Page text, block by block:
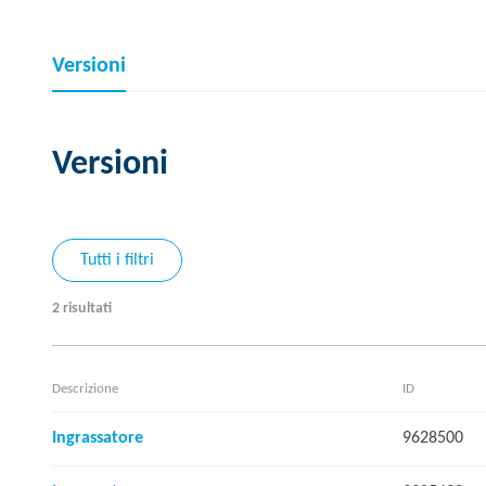
Versioni
Versioni
Tutti i filtri
2 risultati
Descrizione ID
Ingrassatore 9628500